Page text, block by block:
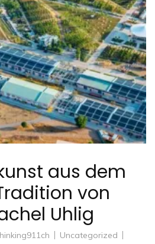
aus dem
von
Uhlig
Uncategorized